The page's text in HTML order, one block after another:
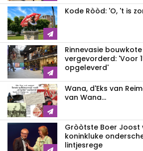
Kode Ròòd: 'O, 't is
Rinnevasie
vergevorderd: 'Voor
opgeleverd'
Wana, d'Eks van
van Wana...
Gròòtste Boer Joost
koninkluke
lintjesrege